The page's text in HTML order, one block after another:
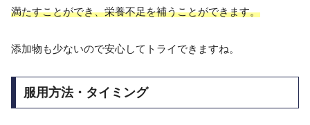
満たすことができ、栄養不足を補うことができます。
添加物も少ないので安心してトライできますね。
服用方法・タイミング